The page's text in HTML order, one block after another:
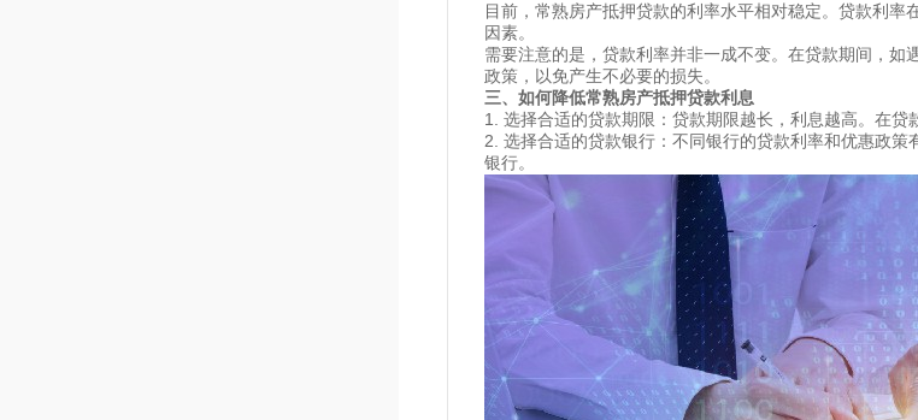
目前，常熟房产抵押贷款的利率水平相对稳定。贷款利
因素。
需要注意的是，贷款利率并非一成不变。在贷款期间，
政策，以免产生不必要的损失。
三、如何降低常熟房产抵押贷款利息
1. 选择合适的贷款期限：贷款期限越长，利息越高。在贷
2. 选择合适的贷款银行：不同银行的贷款利率和优惠政
银行。